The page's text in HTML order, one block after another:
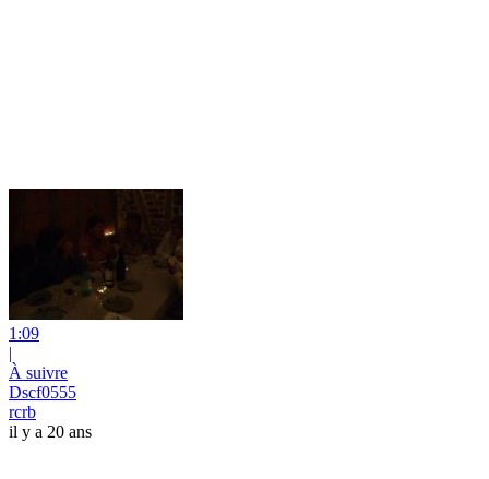
1:09
|
À suivre
Dscf0555
rcrb
il y a 20 ans